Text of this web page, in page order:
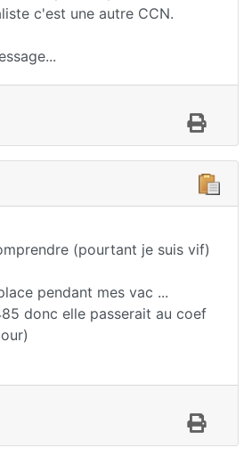
c'est une autre CCN.
(pourtant je suis vif)
pendant mes vac ...
donc elle passerait au coef